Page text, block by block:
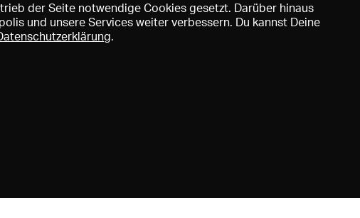
der Seite notwendige Cookies gesetzt. Darüber hinaus
und unsere Services weiter verbessern. Du kannst Deine
.